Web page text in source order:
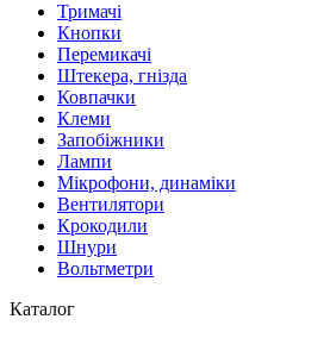
Тримачі
Кнопки
Перемикачі
Штекера, гнізда
Ковпачки
Клеми
Запобіжники
Лампи
Мікрофони, динаміки
Вентилятори
Крокодили
Шнури
Вольтметри
Каталог